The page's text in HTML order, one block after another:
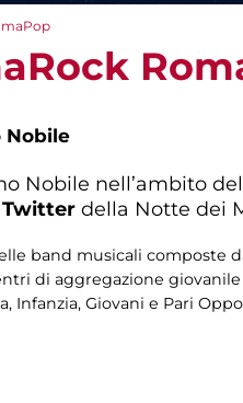
Nobile
Nobile nell’ambito
Twitter della Notte dei
band musicali composte
di aggregazione
Infanzia, Giovani e Pari